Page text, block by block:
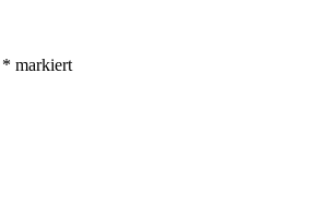
* markiert